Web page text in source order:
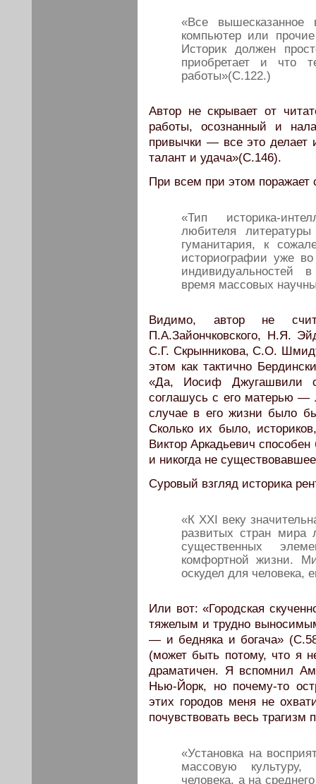
«Все вышесказанное
компьютер или
Историк должен
приобретает и что
работы»(С.122.)
Автор не скрывает от
работы, осознанный и
привычки — все это
талант и удача»(С.146).
При всем при этом поражает
«Тип историка-
любителя
гуманитария, к
историографии уже
индивидуальностей
время массовых
Видимо, автор не
П.А.Зайончковского, Н.Я.
С.Г. Скрынникова, С.О.
этом как тактично
«Да, Иосиф Джугашвили
соглашусь с его матерью
случае в его жизни было
Сколько их было,
Виктор Аркадьевич
и никогда не
Суровый взгляд историка
«К ХХI веку
развитых стран мира
существенных
комфортной жизни.
оскудел для человека,
Или вот: «Городская
тяжелым и трудно
— и бедняка и богача»
(может быть потому, что я
драматичен. Я вспомнил
Нью-Йорк, но почему-то
этих городов меня не
почувствовать весь трагизм
«Установка на
массовую
человека, а на